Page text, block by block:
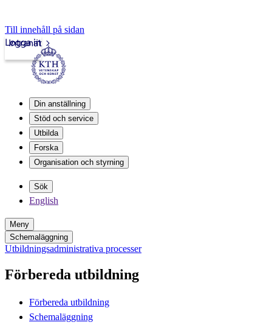
Till innehåll på sidan
Intranät
Logga in
Din anställning
Stöd och service
Utbilda
Forska
Organisation och styrning
Sök
English
Meny
Schemaläggning
Utbildningsadministrativa processer
Förbereda utbildning
Förbereda utbildning
Schemaläggning